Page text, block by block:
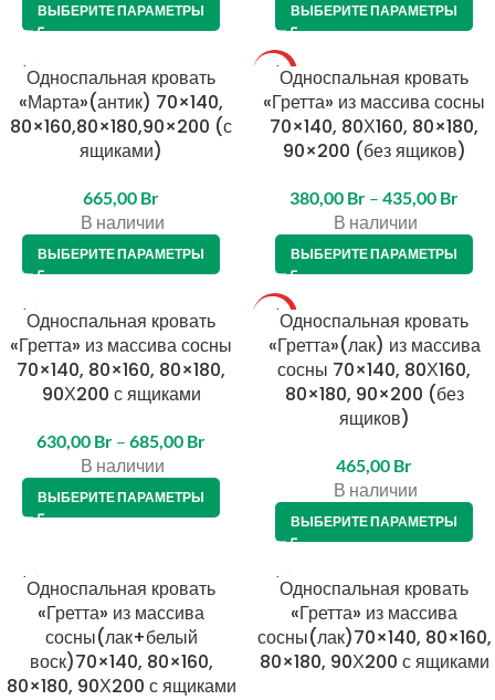
ВЫБЕРИТЕ ПАРАМЕТРЫ ВЫБЕРИТЕ ПАРАМЕТРЫ
Односпальная кровать
«Марта»(антик) 70×140,
80×160,80×180,90×200 (с
ящиками)
665,00 Br
В наличии
ВЫБЕРИТЕ ПАРАМЕТРЫ
ТОПОдноспальная кровать
«Гретта» из массива сосны
70×140, 80Х160, 80×180,
90×200 (без ящиков)
380,00 Br – 435,00 Br
В наличии
ВЫБЕРИТЕ ПАРАМЕТРЫ
Односпальная кровать
«Гретта» из массива сосны
70×140, 80×160, 80×180,
90Х200 с ящиками
630,00 Br – 685,00 Br
В наличии
ВЫБЕРИТЕ ПАРАМЕТРЫ
ТОПОдноспальная кровать
«Гретта»(лак) из массива
сосны 70×140, 80Х160,
80×180, 90×200 (без
ящиков)
465,00 Br
В наличии
ВЫБЕРИТЕ ПАРАМЕТРЫ
Односпальная кровать
«Гретта» из массива
сосны(лак+белый
воск)70×140, 80×160,
80×180, 90Х200 с ящиками
Односпальная кровать
«Гретта» из массива
сосны(лак)70×140, 80×160,
80×180, 90Х200 с ящиками